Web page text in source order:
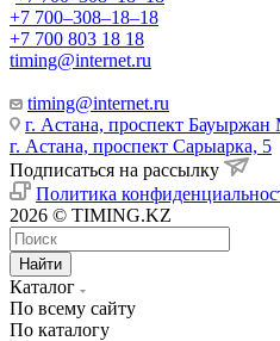
+7 700‒308‒18‒18
+7 700 803 18 18
timing@internet.ru
timing@internet.ru
г. Астана, проспект
г. Астана, проспект Сарыарка, 5
Подписаться на рассылку
Политика
2026 © TIMING.KZ
Найти
Каталог
По всему сайту
По каталогу